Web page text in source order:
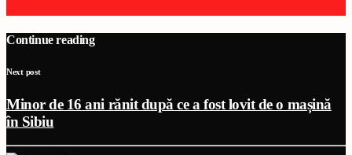
Continue reading
Next post
Minor de 16 ani rănit după ce a fost lovit de o mașină
în Sibiu